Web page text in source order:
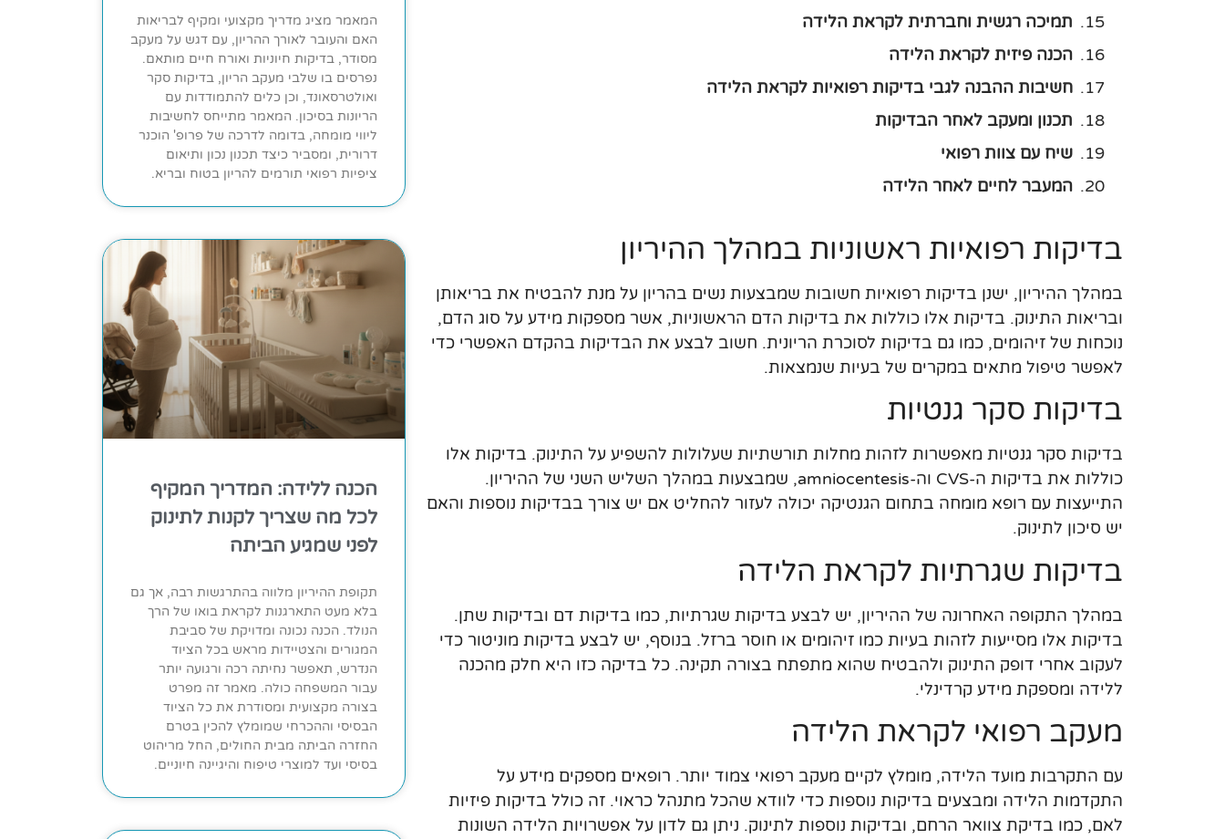
תמיכה רגשית וחברתית לקראת הלידה
הכנה פיזית לקראת הלידה
חשיבות ההבנה לגבי בדיקות רפואיות לקראת הלידה
תכנון ומעקב לאחר הבדיקות
שיח עם צוות רפואי
המעבר לחיים לאחר הלידה
בדיקות רפואיות ראשוניות במהלך ההיריון
במהלך ההיריון, ישנן בדיקות רפואיות חשובות שמבצעות נשים בהריון על מנת להבטיח את בריאותן
ובריאות התינוק. בדיקות אלו כוללות את בדיקות הדם הראשוניות, אשר מספקות מידע על סוג הדם,
נוכחות של זיהומים, כמו גם בדיקות לסוכרת הריונית. חשוב לבצע את הבדיקות בהקדם האפשרי כדי
לאפשר טיפול מתאים במקרים של בעיות שנמצאות.
בדיקות סקר גנטיות
בדיקות סקר גנטיות מאפשרות לזהות מחלות תורשתיות שעלולות להשפיע על התינוק. בדיקות אלו
כוללות את בדיקות ה-CVS וה-amniocentesis, שמבצעות במהלך השליש השני של ההיריון.
התייעצות עם רופא מומחה בתחום הגנטיקה יכולה לעזור להחליט אם יש צורך בבדיקות נוספות והאם
יש סיכון לתינוק.
בדיקות שגרתיות לקראת הלידה
במהלך התקופה האחרונה של ההיריון, יש לבצע בדיקות שגרתיות, כמו בדיקות דם ובדיקות שתן.
בדיקות אלו מסייעות לזהות בעיות כמו זיהומים או חוסר ברזל. בנוסף, יש לבצע בדיקות מוניטור כדי
לעקוב אחרי דופק התינוק ולהבטיח שהוא מתפתח בצורה תקינה. כל בדיקה כזו היא חלק מהכנה
ללידה ומספקת מידע קרדינלי.
מעקב רפואי לקראת הלידה
עם התקרבות מועד הלידה, מומלץ לקיים מעקב רפואי צמוד יותר. רופאים מספקים מידע על
התקדמות הלידה ומבצעים בדיקות נוספות כדי לוודא שהכל מתנהל כראוי. זה כולל בדיקות פיזיות
לאם, כמו בדיקת צוואר הרחם, ובדיקות נוספות לתינוק. ניתן גם לדון על אפשרויות הלידה השונות
המאמר מציג מדריך מקצועי ומקיף לבריאות
האם והעובר לאורך ההריון, עם דגש על מעקב
מסודר, בדיקות חיוניות ואורח חיים מותאם.
נפרסים בו שלבי מעקב הריון, בדיקות סקר
ואולטרסאונד, וכן כלים להתמודדות עם
הריונות בסיכון. המאמר מתייחס לחשיבות
ליווי מומחה, בדומה לדרכה של פרופ' הוכנר
דרורית, ומסביר כיצד תכנון נכון ותיאום
ציפיות רפואי תורמים להריון בטוח ובריא.
הכנה ללידה: המדריך המקיף
לכל מה שצריך לקנות לתינוק
לפני שמגיע הביתה
תקופת ההיריון מלווה בהתרגשות רבה, אך גם
בלא מעט התארגנות לקראת בואו של הרך
הנולד. הכנה נכונה ומדויקת של סביבת
המגורים והצטיידות מראש בכל הציוד
הנדרש, תאפשר נחיתה רכה ורגועה יותר
עבור המשפחה כולה. מאמר זה מפרט
בצורה מקצועית ומסודרת את כל הציוד
הבסיסי וההכרחי שמומלץ להכין בטרם
החזרה הביתה מבית החולים, החל מריהוט
בסיסי ועד למוצרי טיפוח והיגיינה חיוניים.